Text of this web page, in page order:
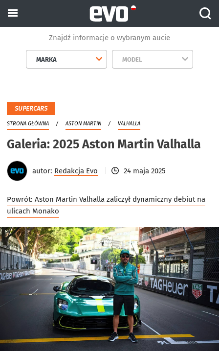
Znajdź informacje o wybranym aucie
MARKA MODEL
SUPERCARS
STRONA GŁÓWNA ASTON MARTIN VALHALLA
Galeria: 2025 Aston Martin Valhalla
autor: Redakcja Evo 24 maja 2025
Powrót: Aston Martin Valhalla zaliczył dynamiczny debiut na
ulicach Monako